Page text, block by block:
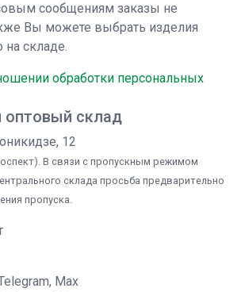
сообщениям заказы не
Вы можете выбрать изделия
на складе.
обработки персональных
склад
12
В связи с пропускным режимом
склада просьба предварительно
пропуска.
Max